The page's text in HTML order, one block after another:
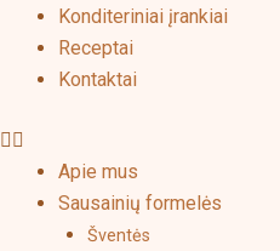
Konditeriniai įrankiai
Receptai
Kontaktai
Apie mus
Sausainių formelės
Šventės